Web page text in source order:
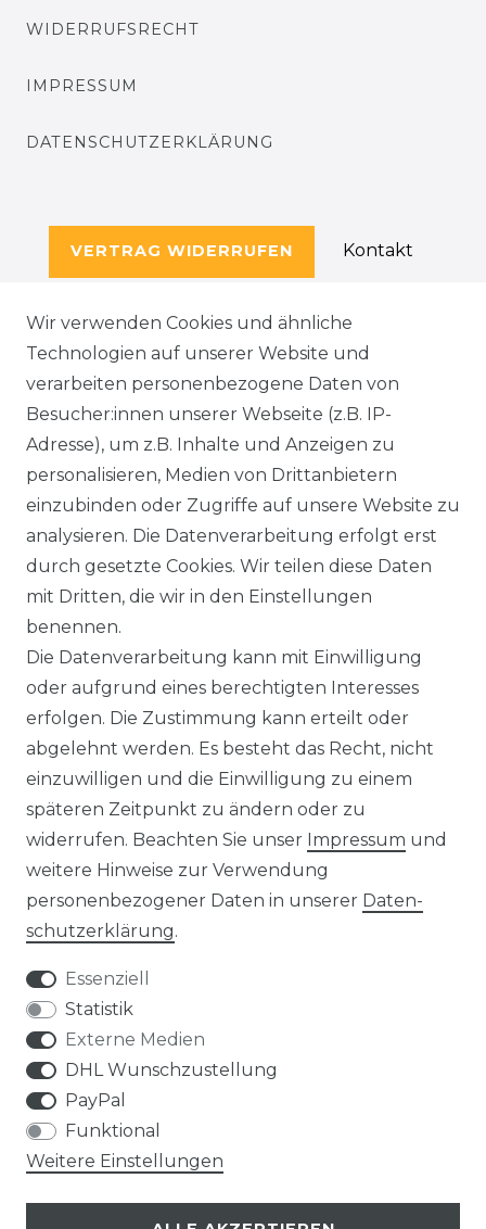
WIDERRUFSRECHT
IMPRESSUM
DATENSCHUTZERKLÄRUNG
VERTRAG WIDERRUFEN Kontakt
SERVICE
KONTAKT
WIDERRUFSFORMULAR
DATENSCHUTZERKLÄRUNG
NEWSLETTER & KATALOG
MÖBEL AUFBAUANLEITUNGEN
UNTERNEHMEN
ÜBER UNS
PHILOSOPHIE
LIVIPUR MÖBEL
J. U., Sprckhvl
Datum der Veröffentlichung: 23.04.2026
Datum der Kauferfahrung: 16.04.2026
Wir verwenden Cookies und ähnliche
Technologien auf unserer Website und
verarbeiten personenbezogene Daten von
Besucher:innen unserer Webseite (z.B. IP-
Adresse), um z.B. Inhalte und Anzeigen zu
personalisieren, Medien von Drittanbietern
einzubinden oder Zugriffe auf unsere Website zu
analysieren. Die Datenverarbeitung erfolgt erst
durch gesetzte Cookies. Wir teilen diese Daten
mit Dritten, die wir in den Einstellungen
benennen.
Die Datenverarbeitung kann mit Einwilligung
oder aufgrund eines berechtigten Interesses
erfolgen. Die Zustimmung kann erteilt oder
abgelehnt werden. Es besteht das Recht, nicht
einzuwilligen und die Einwilligung zu einem
späteren Zeitpunkt zu ändern oder zu
widerrufen. Beachten Sie unser Impressum und
weitere Hinweise zur Verwendung
personenbezogener Daten in unserer Daten­
schutz­erklärung.
Essenziell
Statistik
Externe Medien
DHL Wunschzustellung
PayPal
Funktional
Weitere Einstellungen